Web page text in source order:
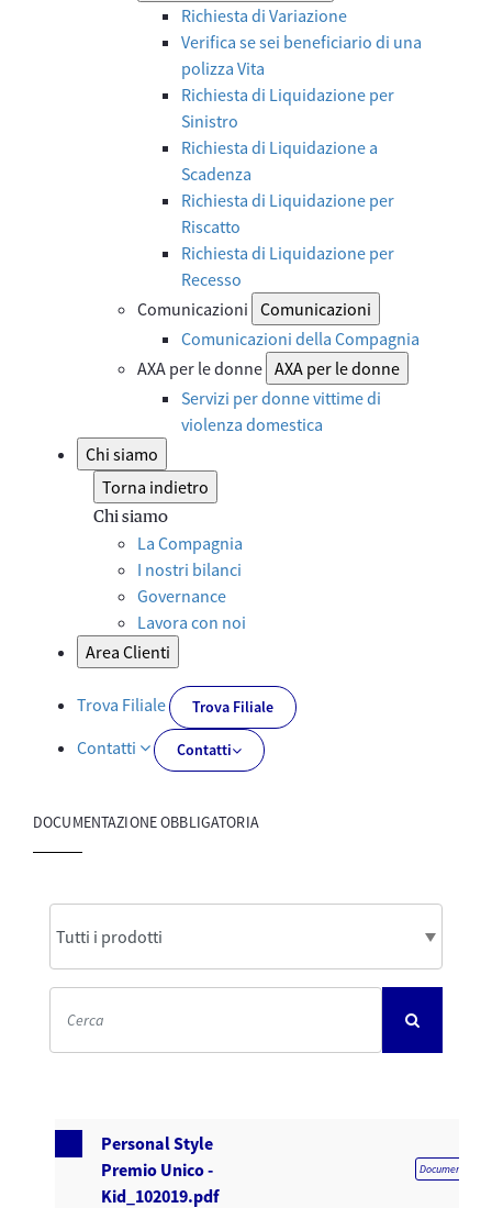
Richiesta di Variazione
Verifica se sei beneficiario di una
polizza Vita
Richiesta di Liquidazione per
Sinistro
Richiesta di Liquidazione a
Scadenza
Richiesta di Liquidazione per
Riscatto
Richiesta di Liquidazione per
Recesso
Comunicazioni Comunicazioni
Comunicazioni della Compagnia
AXA per le donne AXA per le donne
Servizi per donne vittime di
violenza domestica
Chi siamo
Torna indietro
Chi siamo
La Compagnia
I nostri bilanci
Governance
Lavora con noi
Area Clienti
Trova Filiale Trova Filiale
Contatti Contatti
DOCUMENTAZIONE OBBLIGATORIA
Personal Style
Premio Unico -
Kid_102019.pdf